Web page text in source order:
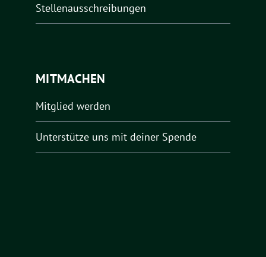
Stellenausschreibungen
MITMACHEN
Mitglied werden
Unterstütze uns mit deiner Spende